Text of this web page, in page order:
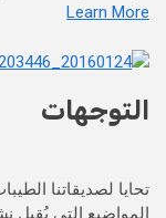
Learn More
التوجهات
تحايا لصديقاتنا
المواضيع التي يُقبل